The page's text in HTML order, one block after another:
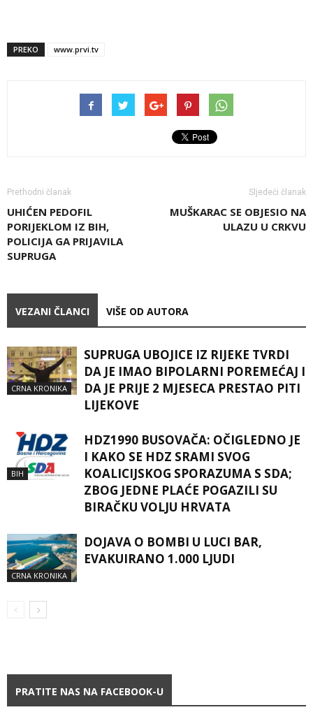
PREKO www.prvi.tv
Prethodni članak
UHIĆEN PEDOFIL
PORIJEKLOM IZ BIH,
POLICIJA GA PRIJAVILA
SUPRUGA
Sljedeći članak
MUŠKARAC SE OBJESIO NA
ULAZU U CRKVU
VEZANI ČLANCI VIŠE OD AUTORA
CRNA KRONIKA
SUPRUGA UBOJICE IZ RIJEKE TVRDI
DA JE IMAO BIPOLARNI POREMEĆAJ I
DA JE PRIJE 2 MJESECA PRESTAO PITI
LIJEKOVE
BIH
HDZ1990 BUSOVAČA: OČIGLEDNO JE
I KAKO SE HDZ SRAMI SVOG
KOALICIJSKOG SPORAZUMA S SDA;
ZBOG JEDNE PLAĆE POGAZILI SU
BIRAČKU VOLJU HRVATA
CRNA KRONIKA
DOJAVA O BOMBI U LUCI BAR,
EVAKUIRANO 1.000 LJUDI
PRATITE NAS NA FACEBOOK-U